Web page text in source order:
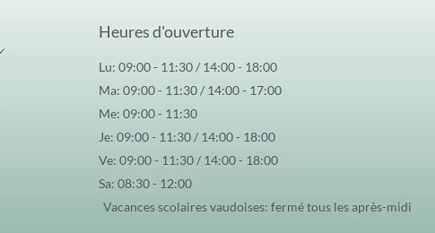
Heures d'ouverture
Lu: 09:00 - 11:30 / 14:00 - 18:00
Ma: 09:00 - 11:30 / 14:00 - 17:00
Me: 09:00 - 11:30
Je: 09:00 - 11:30 / 14:00 - 18:00
Ve: 09:00 - 11:30 / 14:00 - 18:00
Sa: 08:30 - 12:00
Vacances scolaires vaudoises: fermé tous les après-midi